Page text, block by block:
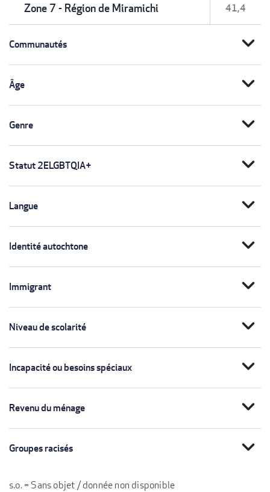
Zone 7 - Région de Miramichi 41,4
Communautés expand_more
Âge expand_more
Genre expand_more
Statut 2ELGBTQIA+ expand_more
Langue expand_more
Identité autochtone expand_more
Immigrant expand_more
Niveau de scolarité expand_more
Incapacité ou besoins spéciaux expand_more
Revenu du ménage expand_more
Groupes racisés expand_more
s.o. = Sans objet / donnée non disponible